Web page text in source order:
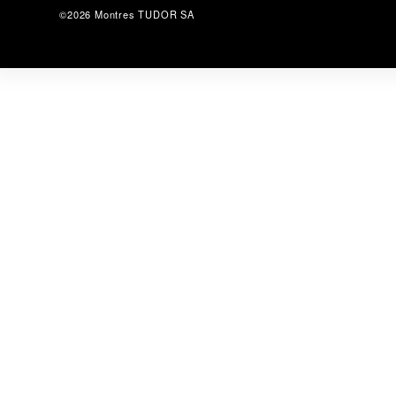
©2026 Montres TUDOR SA